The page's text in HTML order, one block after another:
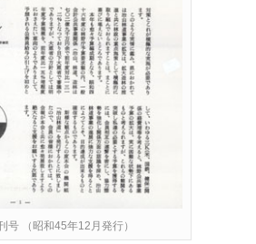
号 （昭和45年12月発行）